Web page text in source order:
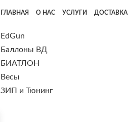
ГЛАВНАЯ О НАС УСЛУГИ ДОСТАВКА
EdGun
Баллоны ВД
БИАТЛОН
Весы
ЗИП и Тюнинг